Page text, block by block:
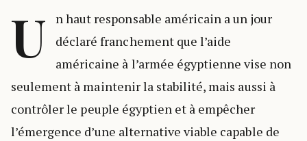
U
n haut responsable américain a un jour
déclaré franchement que l’aide
américaine à l’armée égyptienne vise non
seulement à maintenir la stabilité, mais aussi à
contrôler le peuple égyptien et à empêcher
l’émergence d’une alternative viable capable de